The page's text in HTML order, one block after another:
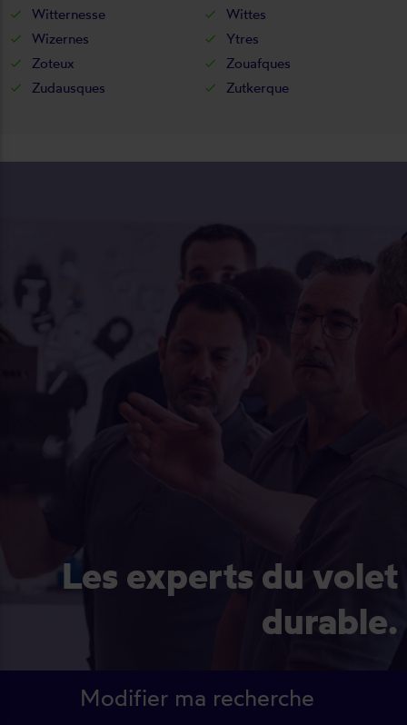
Witternesse
Wittes
Wizernes
Ytres
Zoteux
Zouafques
Zudausques
Zutkerque
Les experts du volet
durable.
Modifier ma recherche